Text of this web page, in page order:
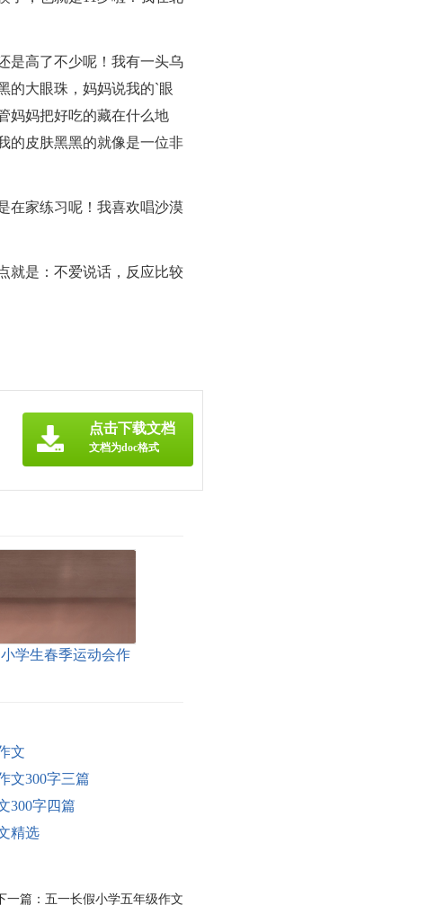
是高了不少呢！我有一头乌
的大眼珠，妈妈说我的`眼
妈妈把好吃的藏在什么地
的皮肤黑黑的就像是一位非
在家练习呢！我喜欢唱沙漠
就是：不爱说话，反应比较
点击下载文档
文档为doc格式
小学生春季运动会作
文
文300字三篇
300字四篇
精选
一篇： 五一长假小学五年级作文